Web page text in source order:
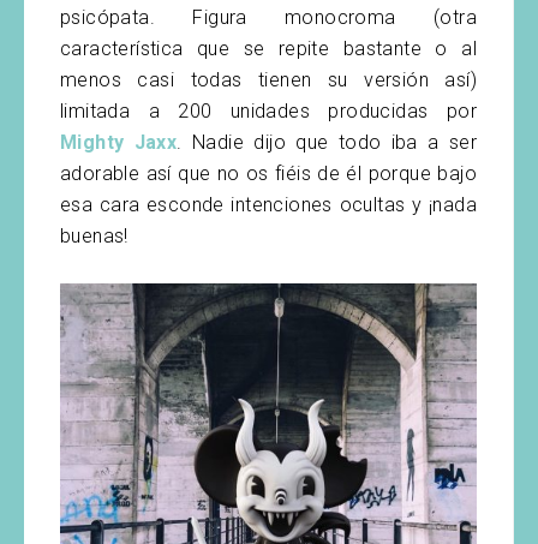
psicópata. Figura monocroma (otra
característica que se repite bastante o al
menos casi todas tienen su versión así)
limitada a 200 unidades producidas por
Mighty Jaxx. Nadie dijo que todo iba a ser
adorable así que no os fiéis de él porque bajo
esa cara esconde intenciones ocultas y ¡nada
buenas!